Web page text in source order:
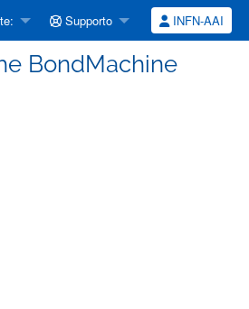
Supporto INFN-AAI
BondMachine